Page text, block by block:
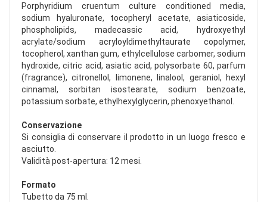
Porphyridium cruentum culture conditioned media,
sodium hyaluronate, tocopheryl acetate, asiaticoside,
phospholipids, madecassic acid, hydroxyethyl
acrylate/sodium acryloyldimethyltaurate copolymer,
tocopherol, xanthan gum, ethylcellulose carbomer, sodium
hydroxide, citric acid, asiatic acid, polysorbate 60, parfum
(fragrance), citronellol, limonene, linalool, geraniol, hexyl
cinnamal, sorbitan isostearate, sodium benzoate,
potassium sorbate, ethylhexylglycerin, phenoxyethanol.
Conservazione
Si consiglia di conservare il prodotto in un luogo fresco e
asciutto.
Validità post-apertura: 12 mesi.
Formato
Tubetto da 75 ml.